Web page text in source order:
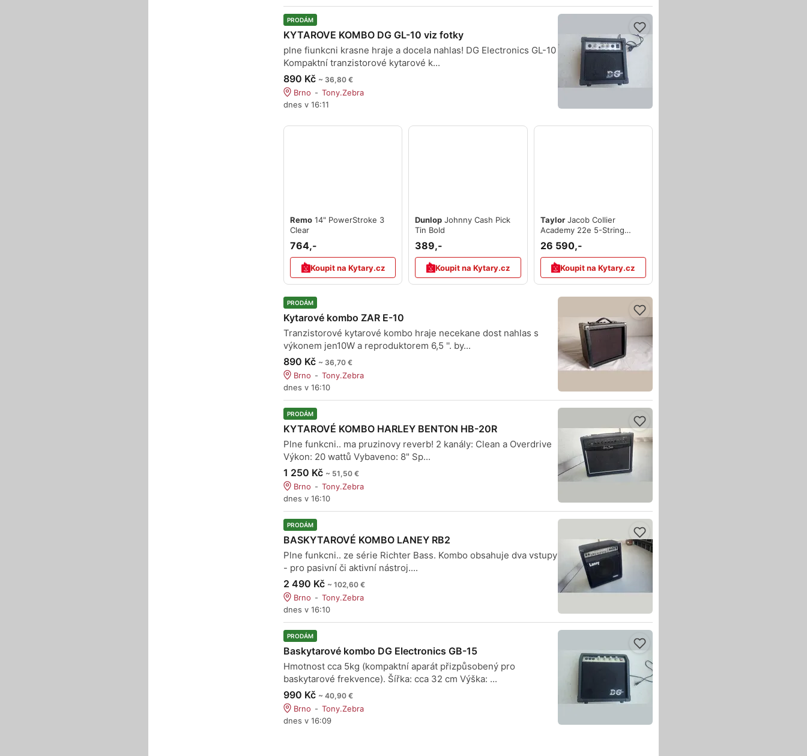
PRODÁM
KYTAROVE KOMBO DG GL-10 viz fotky
plne fiunkcni krasne hraje a docela nahlas! DG Electronics GL-10
Kompaktní tranzistorové kytarové k...
890 Kč ~ 36,80 €
Brno
Tony.Zebra
dnes v 16:11
Remo 14" PowerStroke 3
Clear
764,-
Koupit na Kytary.cz
Dunlop Johnny Cash Pick
Tin Bold
389,-
Koupit na Kytary.cz
Taylor Jacob Collier
Academy 22e 5-String
Walnut
26 590,-
Koupit na Kytary.cz
PRODÁM
Kytarové kombo ZAR E-10
Tranzistorové kytarové kombo hraje necekane dost nahlas s
výkonem jen10W a reproduktorem 6,5 ''. by...
890 Kč ~ 36,70 €
Brno
Tony.Zebra
dnes v 16:10
PRODÁM
KYTAROVÉ KOMBO HARLEY BENTON HB-20R
Plne funkcni.. ma pruzinovy reverb! 2 kanály: Clean a Overdrive
Výkon: 20 wattů Vybaveno: 8" Sp...
1 250 Kč ~ 51,50 €
Brno
Tony.Zebra
dnes v 16:10
PRODÁM
BASKYTAROVÉ KOMBO LANEY RB2
Plne funkcni.. ze série Richter Bass. Kombo obsahuje dva vstupy
- pro pasivní či aktivní nástroj....
2 490 Kč ~ 102,60 €
Brno
Tony.Zebra
dnes v 16:10
PRODÁM
Baskytarové kombo DG Electronics GB-15
Hmotnost cca 5kg (kompaktní aparát přizpůsobený pro
baskytarové frekvence). Šířka: cca 32 cm Výška: ...
990 Kč ~ 40,90 €
Brno
Tony.Zebra
dnes v 16:09